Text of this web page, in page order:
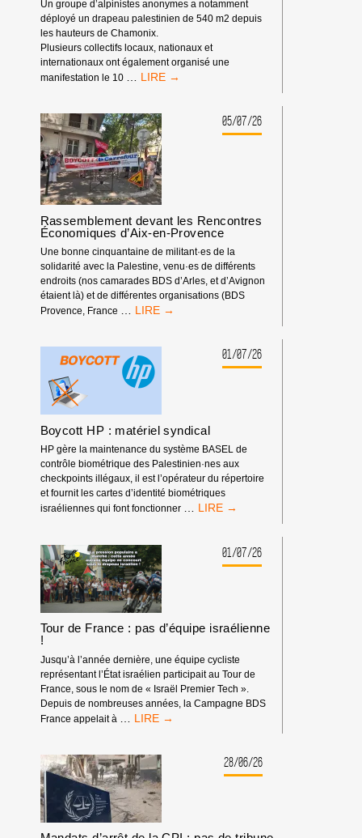
Un groupe d’alpinistes anonymes a notamment
déployé un drapeau palestinien de 540 m2 depuis
les hauteurs de Chamonix.
Plusieurs collectifs locaux, nationaux et
internationaux ont également organisé une
manifestation le 10
BOYCOTT
LA
FÉDÉRATION
ISRAÉLIENNE
D’ESCALADE
DOIT
ÊTRE
EXCLUE
DES
COMPÉTITIONS
INTERNATIONALES
!
05/07/26
Rassemblement devant les Rencontres
Économiques d’Aix-en-Provence
Une bonne cinquantaine de militant·es de la
solidarité avec la Palestine, venu·es de différents
endroits (nos camarades BDS d’Arles, et d’Avignon
étaient là) et de différentes organisations (BDS
Provence, France
RASSEMBLEMENT
RENCONTRES
ÉCONOMIQUES
D’AIX-
01/07/26
Boycott HP : matériel syndical
HP gère la maintenance du système BASEL de
contrôle biométrique des Palestinien·nes aux
checkpoints illégaux, il est l’opérateur du répertoire
et fournit les cartes d’identité biométriques
israéliennes qui font fonctionner … BOYCOTT
MATÉRIEL
SYNDICAL
01/07/26
Tour de France : pas d’équipe israélienne
!
Jusqu’à l’année dernière, une équipe cycliste
représentant l’État israélien participait au Tour de
France, sous le nom de « Israël Premier Tech ».
Depuis de nombreuses années, la Campagne BDS
France appelait à
TOUR
:
PAS
D’ÉQUIPE
ISRAÉLIENNE
!
28/06/26